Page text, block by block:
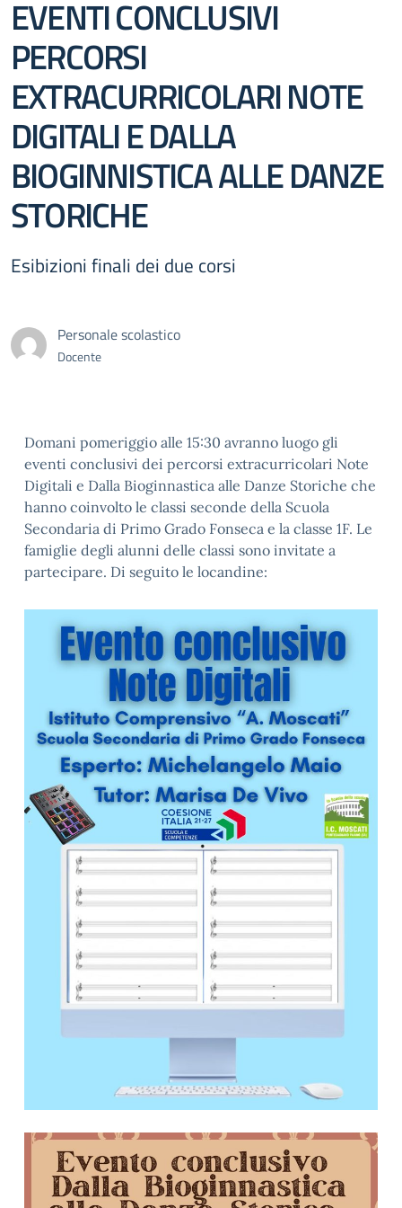
EVENTI CONCLUSIVI
PERCORSI
EXTRACURRICOLARI NOTE
DIGITALI E DALLA
BIOGINNISTICA ALLE DANZE
STORICHE
Esibizioni finali dei due corsi
Personale scolastico
Docente
Domani pomeriggio alle 15:30 avranno luogo gli
eventi conclusivi dei percorsi extracurricolari Note
Digitali e Dalla Bioginnastica alle Danze Storiche che
hanno coinvolto le classi seconde della Scuola
Secondaria di Primo Grado Fonseca e la classe 1F. Le
famiglie degli alunni delle classi sono invitate a
partecipare. Di seguito le locandine: